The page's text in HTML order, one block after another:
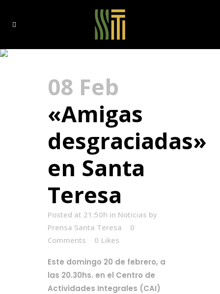
08 Feb
«Amigas
desgraciadas»
en Santa
Teresa
Posted at 21:50h in Noticias by
Prensa Santa Teresa
0
Comments
0 Likes
Este domingo 20 de febrero, a
las 20.30hs. en el Centro de
Actividades Integrales (CAI)